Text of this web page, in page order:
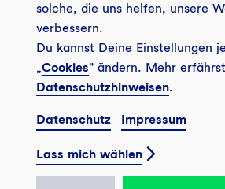
Onlinebanking Login
Sicheres Banking
FAQ
Kontakt
Newsletter
GLS Bank Magazin
Mitgliederkonto
Tagesgeldkonto
Finanzieren
Investieren
Wo wirkt die GLS?
Weitersagen
Veranstaltungen
Filiale finden
Presse
Kundenmagazin Bankspiegel
Sozial-ökologisch seit
© 2026 GLS Gemeinschaftsbank eG
Vertrag widerrufen
solche, die uns helfen, unsere
verbessern.
Du kannst Deine Einstellungen
„Cookies" ändern. Mehr
Datenschutzhinweisen.
Datenschutz Impressum
Lass mich wählen